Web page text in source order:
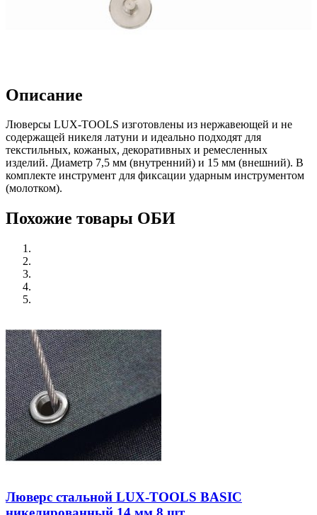
Описание
Люверсы LUX-TOOLS изготовлены из нержавеющей и не
содержащей никеля латуни и идеально подходят для
текстильных, кожаных, декоративных и ремесленных
изделий. Диаметр 7,5 мм (внутренний) и 15 мм (внешний). В
комплекте инструмент для фиксации ударным инструментом
(молотком).
Похожие товары ОБИ
Люверс стальной LUX-TOOLS BASIC